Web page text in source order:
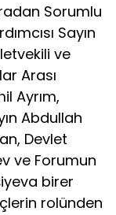
Sorumlu
Sayın
ve
Arası
Ayrım,
Abdullah
Devlet
ve Forumun
birer
rolünden